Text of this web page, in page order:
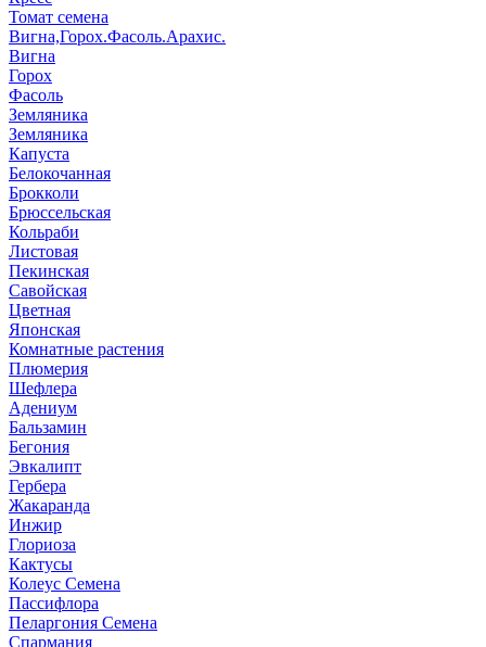
Томат семена
Вигна,Горох.Фасоль.Арахис.
Вигна
Горох
Фасоль
Земляника
Земляника
Капуста
Белокочанная
Брокколи
Брюссельская
Кольраби
Листовая
Пекинская
Савойская
Цветная
Японская
Комнатные растения
Плюмерия
Шефлера
Адениум
Бальзамин
Бегония
Эвкалипт
Гербера
Жакаранда
Инжир
Глориоза
Кактусы
Колеус Семена
Пассифлора
Пеларгония Семена
Спармания